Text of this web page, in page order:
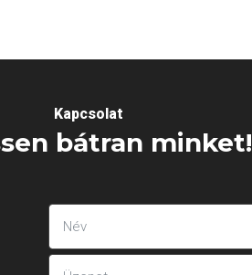
Kapcsolat
bátran minket!